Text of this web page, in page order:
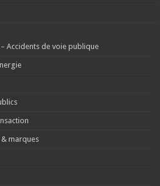
Accidents de voie publique
marques